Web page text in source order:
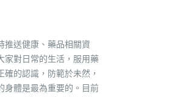
推送健康、藥品相關資
家對日常的生活，服用藥
確的認識，防範於未然，
身體是最為重要的。目前